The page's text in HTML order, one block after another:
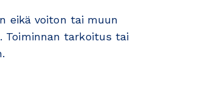
eikä voiton tai muun
Toiminnan tarkoitus tai